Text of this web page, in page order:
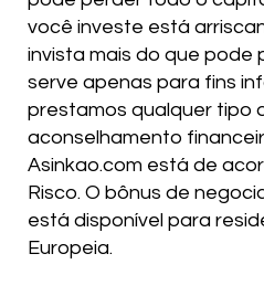
você investe está
invista mais do que pode
serve apenas para fins
prestamos qualquer tipo
aconselhamento
Asinkao.com está de
Risco. O bônus de
está disponível para
Europeia.